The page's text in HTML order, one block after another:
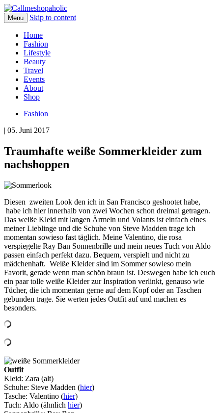
Menu Skip to content
Home
Fashion
Lifestyle
Beauty
Travel
Events
About
Shop
Fashion
| 05. Juni 2017
Traumhafte weiße Sommerkleider zum
nachshoppen
Diesen zweiten Look den ich in San Francisco geshootet habe,
habe ich hier innerhalb von zwei Wochen schon dreimal getragen.
Das weiße Kleid mit langen Ärmeln und Volants ist einfach eines
meiner Lieblinge und die Schuhe von Steve Madden trage ich
momentan sowieso fast täglich. Meine Valentino, die rosa
verspiegelte Ray Ban Sonnenbrille und mein neues Tuch von Aldo
passen einfach perfekt dazu. Bequem, verspielt und nicht zu
mädchenhaft. Weiße Kleider sind im Sommer sowieso mein
Favorit, gerade wenn man schön braun ist. Deswegen habe ich euch
ein paar tolle weiße Kleider zur Inspiration verlinkt, genauso wie
Tücher, die ich momentan gerne auf dem Kopf oder an Taschen
gebunden trage. Sie werten jedes Outfit auf und machen es
besonders.
Outfit
Kleid: Zara (alt)
Schuhe: Steve Madden (hier)
Tasche: Valentino (hier)
Tuch: Aldo (ähnlich hier)